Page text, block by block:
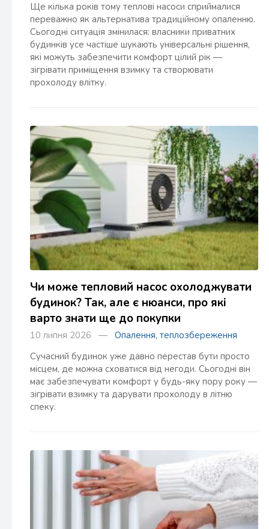
Ще кілька років тому теплові насоси сприймалися
переважно як альтернатива традиційному опаленню.
Сьогодні ситуація змінилася: власники приватних
будинків усе частіше шукають універсальні рішення,
які можуть забезпечити комфорт цілий рік —
зігрівати приміщення взимку та створювати
прохолоду влітку.
Чи може тепловий насос охолоджувати
будинок? Так, але є нюанси, про які
варто знати ще до покупки
10 липня 2026 — Опалення, теплозбереження
Сучасний будинок уже давно перестав бути просто
місцем, де можна сховатися від негоди. Сьогодні він
має забезпечувати комфорт у будь-яку пору року —
зігрівати взимку та дарувати прохолоду в літню
спеку.